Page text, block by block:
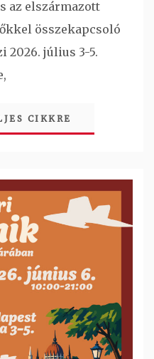
az elszármazott
összekapcsoló
2026. július 3-5.
CIKKRE